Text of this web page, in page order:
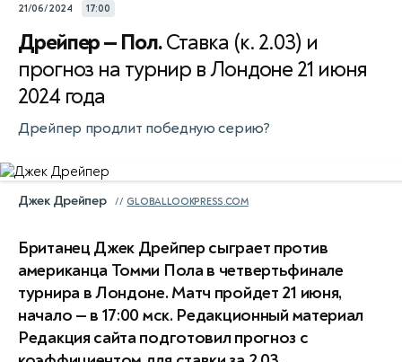
21/06/2024 17:00
Дрейпер — Пол.Ставка (к. 2.03) и
прогноз на турнир в Лондоне 21 июня
2024 года
Дрейпер продлит победную серию?
Джек Дрейпер GLOBALLOOKPRESS.COM
Британец Джек Дрейпер сыграет против
американца Томми Пола в четвертьфинале
турнира в Лондоне. Матч пройдет 21 июня,
начало — в 17:00 мск. Редакционный материал
Редакция сайта подготовил прогноз с